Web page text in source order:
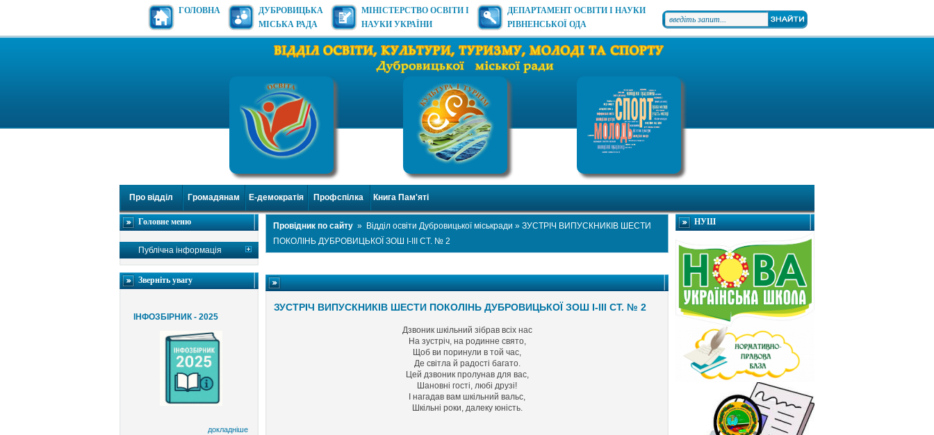
ГОЛОВНА
ДУБРОВИЦЬКА
МІСЬКА РАДА
МІНІСТЕРСТВО ОСВІТИ І
НАУКИ УКРАЇНИ
ДЕПАРТАМЕНТ ОСВІТИ І НАУКИ
РІВНЕНСЬКОЇ ОДА
Про відділ Громадянам Е-демократія Профспілка Книга Пам'яті
Головне меню
Публічна інформація
Зверніть увагу
ІНФОЗБІРНИК - 2025
докладніше
НУШ
Провідник по сайту » Відділ освіти Дубровицької міськради » ЗУСТРІЧ ВИПУСКНИКІВ ШЕСТИ
ПОКОЛІНЬ ДУБРОВИЦЬКОЇ ЗОШ І-ІІІ СТ. № 2
ЗУСТРІЧ ВИПУСКНИКІВ ШЕСТИ ПОКОЛІНЬ ДУБРОВИЦЬКОЇ ЗОШ І-ІІІ СТ. № 2
Дзвоник шкільний зібрав всіх нас
На зустріч, на родинне свято,
Щоб ви поринули в той час,
Де світла й радості багато.
Цей дзвоник пролунав для вас,
Шановні гості, любі друзі!
І нагадав вам шкільний вальс,
Шкільні роки, далеку юність.